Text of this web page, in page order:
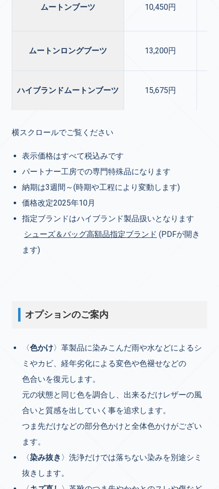
ムートンブーツ 10,450円
ムートンロングブーツ 13,200円
ハイブランドムートンブーツ 15,675円
横スクロールでご覧ください
表示価格はすべて税込みです
パートナー工房での専門特殊品になります
納期は3週間～(時期や工程により変動します)
価格改定2025年10月
指定ブランドはハイブランド製品扱いとなります
シューズ＆バッグ高額品指定ブランド (PDFが開き
ます)
オプションのご案内
〈色かけ〉革製品に染みこんだ雨や水などによるシ
ミやカビ、経年劣化による変色や色褪せなどの
色合いを復元します。
元の状態と同じ色を調合し、出来るだけレザーの風
合いと質感を出していく事を追求します。
つま先だけなどの部分色かけと全体色かけがござい
ます。
〈染み抜き 〉洗浄だけでは落ちない染みを別途シミ
抜きします。